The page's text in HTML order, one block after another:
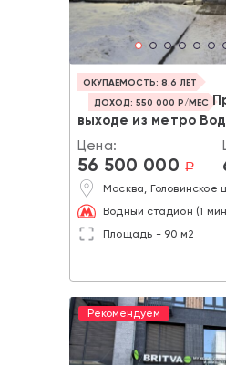
ОКУПАЕМОСТЬ: 8.6 ЛЕТ
ДОХОД: 550 000 Р/МЕС
выходе из метро
Цена:
56 500 000 a
Москва, Головинское
Водный стадион (1
Площадь - 90 м2
Рекомендуем